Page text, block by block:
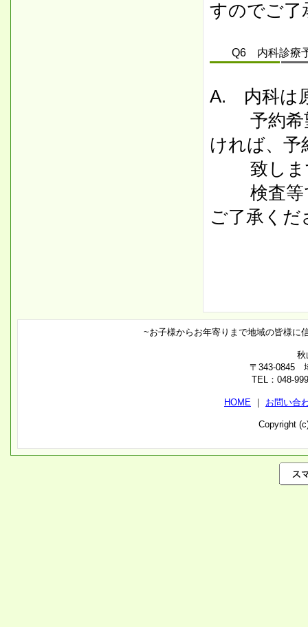
すのでご了
Q6 内科診療予
A. 内科は
予約希望
ければ、予
致しま
検査等で
ご了承くだ
~お子様からお年寄りまで地域の皆様に
秋
〒343-0845
TEL：048-
HOME ｜ お問い合
Copyright